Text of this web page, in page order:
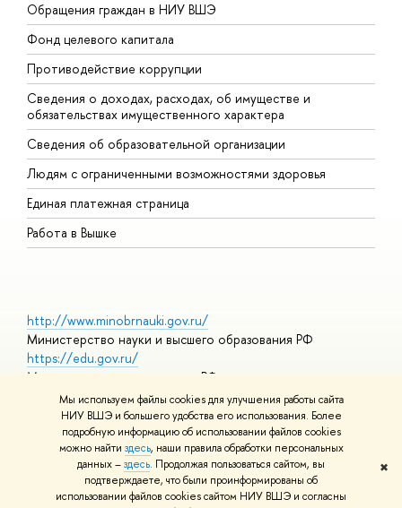
Мы используем файлы cookies для улучшения работы сайта
НИУ ВШЭ и большего удобства его использования. Более
подробную информацию об использовании файлов cookies
можно найти здесь, наши правила обработки персональных
данных –здесь. Продолжая пользоваться сайтом, вы
подтверждаете, что были проинформированы об
использовании файлов cookies сайтом НИУ ВШЭ и согласны
✖
Обращения граждан в НИУ ВШЭ
Фонд целевого капитала
Противодействие коррупции
Сведения о доходах, расходах, об имуществе и
обязательствах имущественного характера
Сведения об образовательной организации
Людям с ограниченными возможностями здоровья
Единая платежная страница
Работа в Вышке
http://www.minobrnauki.gov.ru/
Министерство науки и высшего образования РФ
https://edu.gov.ru/
Министерство просвещения РФ
https://elearning.hse.ru/mooc
Массовые открытые онлайн-курсы
© НИУ ВШЭ 1993–2026 Адреса и контактыУсловия
использования материалов Политика конфиденциальности